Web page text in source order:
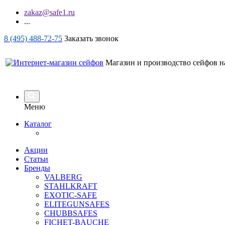
zakaz@safe1.ru
...
8 (495) 488-72-75 Заказать звонок
Магазин и производство сейфов
Меню
Каталог
Акции
Статьи
Бренды
VALBERG
STAHLKRAFT
EXOTIC-SAFE
ELITEGUNSAFES
CHUBBSAFES
FICHET-BAUCHE